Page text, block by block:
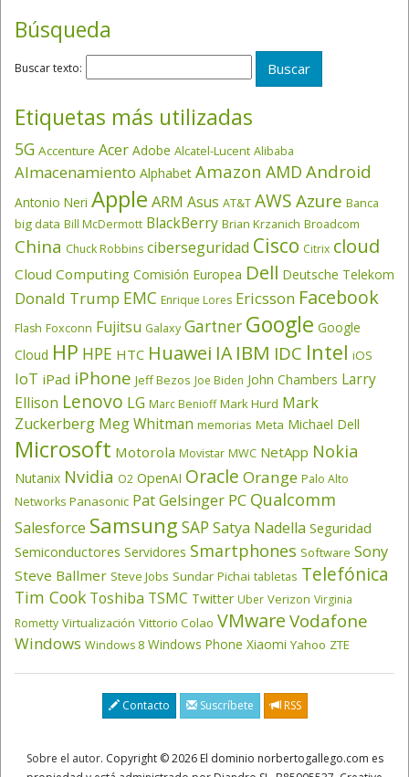
Búsqueda
Buscar texto:
Etiquetas más utilizadas
5G Accenture Acer Adobe Alcatel-Lucent Alibaba
Almacenamiento Alphabet Amazon AMD Android
Antonio Neri Apple ARM Asus AT&T AWSAzure Banca
big data Bill McDermott BlackBerry Brian Krzanich Broadcom
China Chuck Robbins ciberseguridad Cisco Citrix cloud
Cloud Computing Comisión Europea Dell Deutsche Telekom
Donald Trump EMC Enrique Lores Ericsson Facebook
Flash Foxconn Fujitsu Galaxy Gartner Google Google
Cloud HP HPE HTC Huawei IA IBM IDC Intel iOS
IoT iPad iPhone Jeff Bezos Joe Biden John Chambers Larry
Ellison Lenovo LG Marc Benioff Mark Hurd Mark
Zuckerberg Meg Whitman memorias Meta Michael Dell
Microsoft Motorola Movistar MWC NetApp Nokia
Nutanix Nvidia O2 OpenAI Oracle Orange Palo Alto
Networks Panasonic Pat Gelsinger PC Qualcomm
Salesforce Samsung SAP Satya Nadella Seguridad
Semiconductores Servidores Smartphones Software Sony
Steve Ballmer Steve Jobs Sundar Pichai tabletas Telefónica
Tim Cook Toshiba TSMC Twitter Uber Verizon Virginia
Rometty Virtualización Vittorio Colao VMwareVodafone
Windows Windows 8 Windows Phone Xiaomi Yahoo ZTE
Contacto Suscríbete RSS
Sobre el autor. Copyright © 2026 El dominio norbertogallego.com es